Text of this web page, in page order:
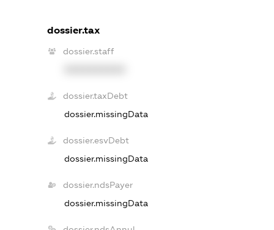
dossier.tax
dossier.staff
dossier.taxDebt
dossier.missingData
dossier.esvDebt
dossier.missingData
dossier.ndsPayer
dossier.missingData